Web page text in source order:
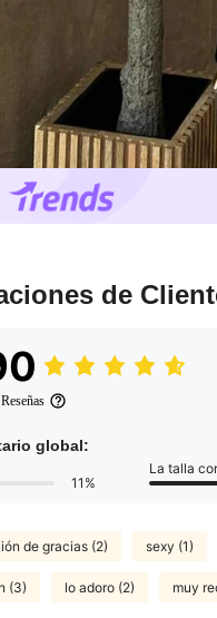
de
global:
11%
La talla
de gracias (2) sexy (1)
(3) lo adoro (2) muy